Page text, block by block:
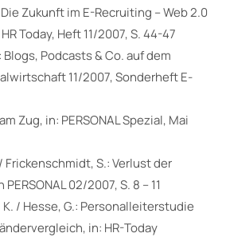
Zukunft im E-Recruiting – Web 2.0
Today, Heft 11/2007, S. 44-47
Blogs, Podcasts & Co. auf dem
11/2007, Sonderheft E-
Zug, in: PERSONAL Spezial, Mai
Frickenschmidt, S.: Verlust der
02/2007, S. 8 – 11
K. / Hesse, G.: Personalleiterstudie
in: HR-Today